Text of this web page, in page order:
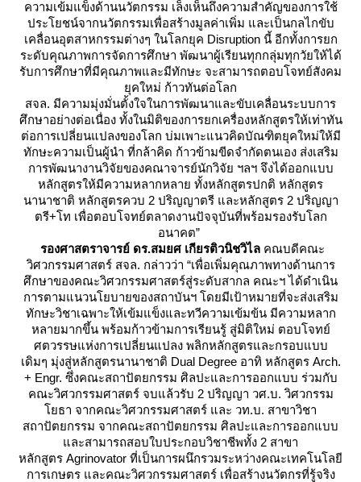
ความเข้มแข็งด้านนวัตกรรม เล็งเห็นถึงความสำคัญของการใช้
ประโยชน์จากนวัตกรรมเพื่อสร้างมูลค่าเพิ่ม และเป็นกลไกขับ
เคลื่อนอุตสาหกรรมต่างๆ ในโลกยุค Disruption นี้ อีกทั้งการยก
ระดับคุณภาพการจัดการศึกษา พัฒนาผู้เรียนทุกกลุ่มทุกวัยให้ได้
รับการศึกษาที่มีคุณภาพและมีทักษะ จะสามารถตอบโจทย์สังคม
ุคใหม่ ก้าวทันต่อโลก
สจล. มีความมุ่งมั่นตั้งใจในการพัฒนาและขับเคลื่อนระบบการ
ศึกษาอย่างต่อเนื่อง ทั้งในมิติของการยกเครื่องหลักสูตรให้เท่าทัน
ต่อการเปลี่ยนแปลงของโลก บ่มเพาะแนวคิดบัณฑิตยุคใหม่ให้มี
ทักษะความเป็นผู้นำ ที่กล้าคิด ก้าวข้ามขีดจำกัดตนเอง ส่งเสริม
การพัฒนางานวิจัยของคณาจารย์นักวิจัย ฯลฯ จึงได้ออกแบบ
หลักสูตรให้มีความหลากหลาย ทั้งหลักสูตรปกติ หลักสูตร
นานาชาติ หลักสูตรควบ 2 ปริญญาตรี และหลักสูตร 2 ปริญญา
ตรี+โท เพื่อตอบโจทย์ตลาดงานปัจจุบันที่พร้อมรองรับโลก
อนาคต”
รองศาสตราจารย์ ดร.สมยศ เกียรติวนิชวิไลคณบดีคณะ
วิศวกรรมศาสตร์ สจล. กล่าวว่า “เพื่อเพิ่มคุณภาพทางด้านการ
ศึกษาของคณะวิศวกรรมศาสตร์สู่ระดับสากล คณะฯ ได้ดำเนิน
การตามแนวนโยบายของสถาบันฯ โดยมีเป้าหมายที่จะส่งเสริม
ทักษะวิชาเฉพาะให้เข้มแข็งและทวีความเข้มข้น มีความหลาก
หลายมากขึ้น พร้อมก้าวข้ามการเรียนรู้ สู่มิติใหม่ ตอบโจทย์
ศตวรรษแห่งการเปลี่ยนแปลง พลิกหลักสูตรและกรอบแบบ
เดิมๆ มุ่งสู่หลักสูตรนานาชาติ Dual Degree อาทิ หลักสูตร Arch.
+ Engr. ซึ่งคณะสถาปัตยกรรม ศิลปะและการออกแบบ ร่วมกับ
คณะวิศวกรรมศาสตร์ จบแล้วรับ 2 ปริญญา วศ.บ. วิศวกรรม
ธา จากคณะวิศวกรรมศาสตร์ และ วท.บ. สาขาวิชา
สถาปัตยกรรม จากคณะสถาปัตยกรรม ศิลปะและการออกแบบ
ละสามารถสอบใบประกอบวิชาชีพทั้ง 2 สาขา
หลักสูตร Agrinovator ที่เป็นการผนึกรวมระหว่างคณะเทคโนโลยี
การเกษตร และคณะวิศวกรรมศาสตร์ เพื่อสร้างนวัตกรที่รู้จริง